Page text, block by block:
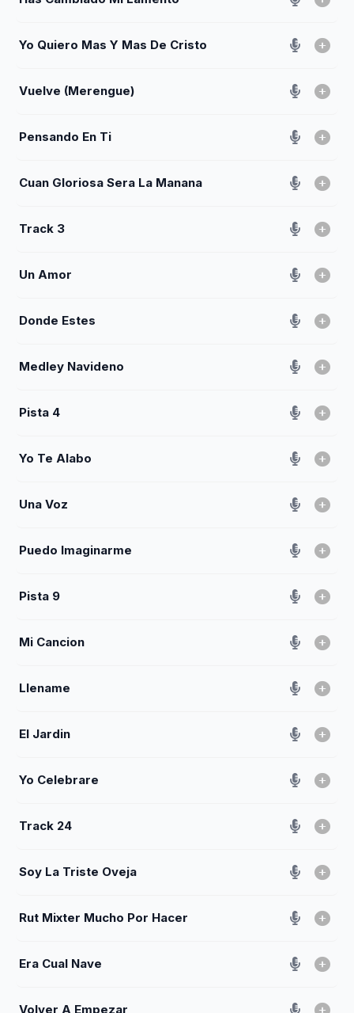
Yo Quiero Mas Y Mas De Cristo
Vuelve (Merengue)
Pensando En Ti
Cuan Gloriosa Sera La Manana
Track 3
Un Amor
Donde Estes
Medley Navideno
Pista 4
Yo Te Alabo
Una Voz
Puedo Imaginarme
Pista 9
Mi Cancion
Llename
El Jardin
Yo Celebrare
Track 24
Soy La Triste Oveja
Rut Mixter Mucho Por Hacer
Era Cual Nave
Volver A Empezar